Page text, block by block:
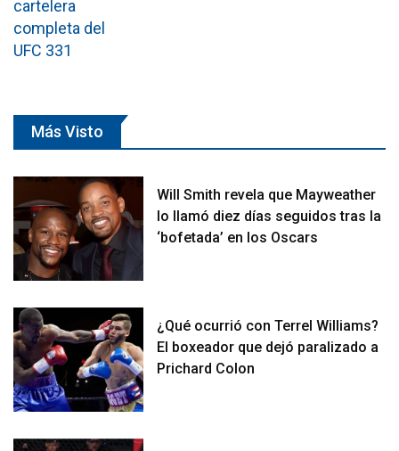
Más Visto
Will Smith revela que Mayweather
lo llamó diez días seguidos tras la
‘bofetada’ en los Oscars
¿Qué ocurrió con Terrel Williams?
El boxeador que dejó paralizado a
Prichard Colon